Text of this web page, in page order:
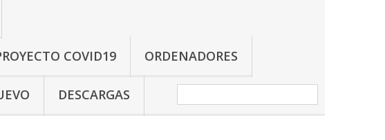
COVID19 ORDENADORES
DESCARGAS